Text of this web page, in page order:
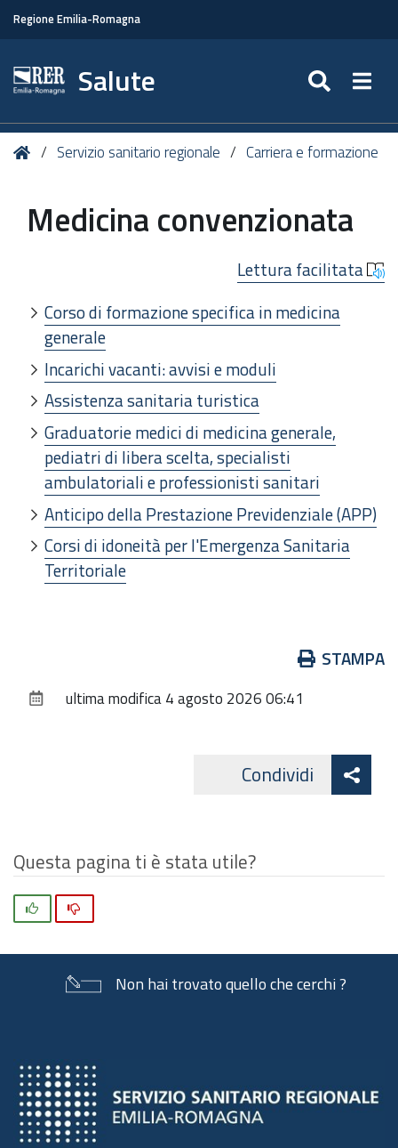
Regione Emilia-Romagna
Salute
Tu HomeServizio sanitario regionale Carriera e formazione
Medicina convenzionata
Lettura facilitata
Corso di formazione specifica in medicina
generale
Incarichi vacanti: avvisi e moduli
Assistenza sanitaria turistica
Graduatorie medici di medicina generale,
pediatri di libera scelta, specialisti
ambulatoriali e professionisti sanitari
Anticipo della Prestazione Previdenziale (APP)
Corsi di idoneità per l'Emergenza Sanitaria
Territoriale
documento
STAMPA
ultima modifica4 agosto 2026 06:41
Condividi
Questa pagina ti è stata utile?
Non hai trovato quello che cerchi ?